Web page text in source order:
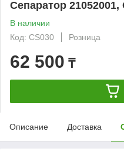
Сепаратор 21052001,
В наличии
Код: CS030
Розница
62 500 ₸
Описание Доставка